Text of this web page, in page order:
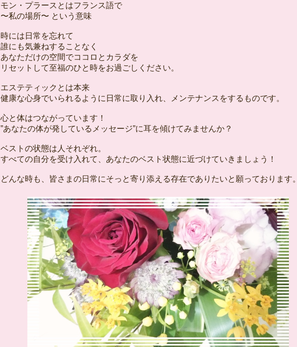
モン・プラースとはフランス語で
〜私の場所〜 という意味
時には日常を忘れて
誰にも気兼ねすることなく
あなただけの空間でココロとカラダを
リセットして至福のひと時をお過ごしください。
エステティックとは本来
健康な心身でいられるように日常に取り入れ、メンテナンスをするものです。
心と体はつながっています！
”あなたの体が発しているメッセージ”に耳を傾けてみませんか？
ベストの状態は人それぞれ。
すべての自分を受け入れて、あなたのベスト状態に近づけていきましょう！
どんな時も、皆さまの日常にそっと寄り添える存在でありたいと願っております。